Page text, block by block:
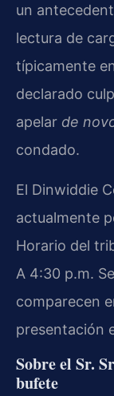
un
lectura de
típicamente
declarado
apelar de
condado.
El Dinwiddie
actualmente
Horario del
A 4:30 p.m.
comparecen
presentación
Sobre el Sr.
bufete